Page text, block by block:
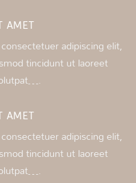
AMET
adipiscing elit,
tincidunt ut laoreet
AMET
adipiscing elit,
tincidunt ut laoreet